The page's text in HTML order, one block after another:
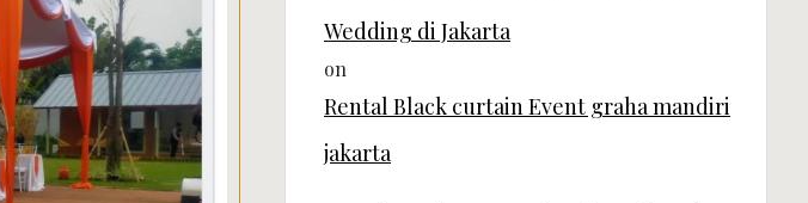
Wedding di Jakarta
on
Rental Black curtain Event graha mandiri
jakarta